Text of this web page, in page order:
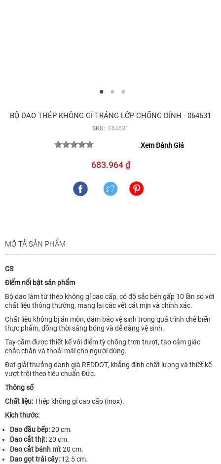
BỘ DAO THÉP KHÔNG GỈ TRÁNG LỚP CHỐNG DÍNH - 064631
SKU: 064631
Xem Đánh Giá
683.964 ₫
MÔ TẢ SẢN PHẨM
CS
Điểm nổi bật sản phẩm
Bộ dao làm từ thép không gỉ cao cấp, có độ sắc bén gấp 10 lần so với
chất liệu thông thường, mang lại các vết cắt mịn và chính xác.
Chất liệu không bị ăn mòn, đảm bảo vệ sinh trong quá trình chế biến
thực phẩm, đồng thời sáng bóng và dễ dàng vệ sinh.
Tay cầm được thiết kế với điểm tỳ chống trơn trượt, tạo cảm giác
chắc chắn và thoải mái cho người dùng.
Đạt giải thưởng danh giá REDDOT, khẳng định chất lượng và thiết kế
vượt trội theo tiêu chuẩn Đức.
Thông số
Chất liệu:Thép không gỉ cao cấp (inox).
Kích thước:
Dao đầu bếp:20 cm.
Dao cắt thịt:20 cm.
Dao cắt bánh mì:20 cm.
Dao gọt trái cây: 12.5 cm.